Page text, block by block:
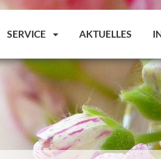
SERVICE AKTUELLES